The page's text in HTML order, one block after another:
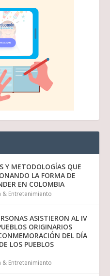
Y METODOLOGÍAS QUE
LA FORMA DE
EN COLOMBIA
& Entretenimiento
ASISTIERON AL IV
ORIGINARIOS
DEL DÍA
LOS PUEBLOS
& Entretenimiento